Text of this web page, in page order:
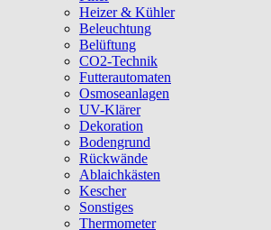
Heizer & Kühler
Beleuchtung
Belüftung
CO2-Technik
Futterautomaten
Osmoseanlagen
UV-Klärer
Dekoration
Bodengrund
Rückwände
Ablaichkästen
Kescher
Sonstiges
Thermometer